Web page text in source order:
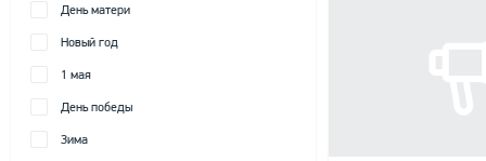
День матери
Новый год
1 мая
День победы
Зима